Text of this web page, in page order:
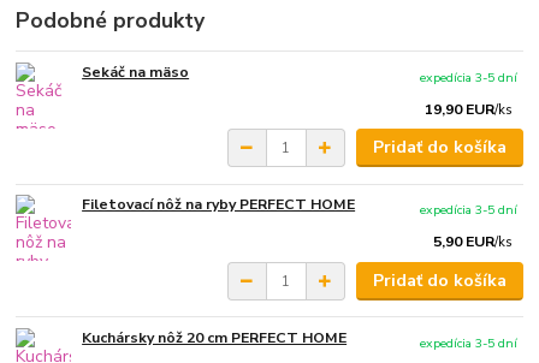
Podobné produkty
Sekáč na mäso
19,90 EUR/ks
expedícia 3-5 dní
Pridať do košíka
Filetovací nôž na ryby PERFECT HOME
5,90 EUR/ks
expedícia 3-5 dní
Pridať do košíka
Kuchársky nôž 20 cm PERFECT HOME
expedícia 3-5 dní